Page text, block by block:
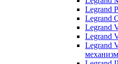
Legrand
Legrand
Legrand
Legrand
Legrand